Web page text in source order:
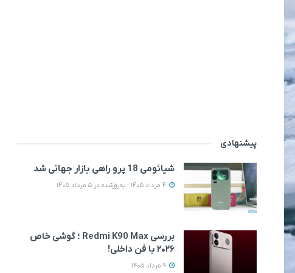
پیشنهادی
شیائومی 18 پرو راهی بازار جهانی شد
بررسی Redmi K90 Max ؛ گوشی خاص‌
۲۰۲۶ با فن داخلی!